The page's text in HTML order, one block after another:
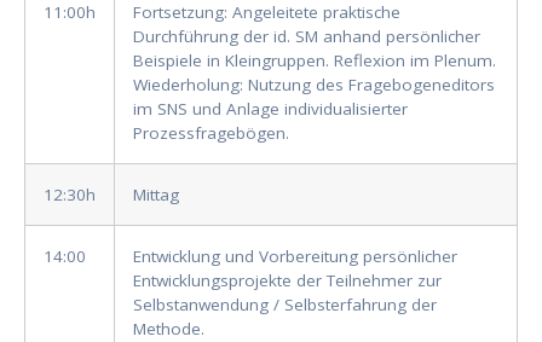
11:00h
Fortsetzung: Angeleitete praktische
Durchführung der id. SM anhand persönlicher
Beispiele in Kleingruppen. Reflexion im Plenum.
Wiederholung: Nutzung des Fragebogeneditors
im SNS und Anlage individualisierter
Prozessfragebögen.
12:30h Mittag
14:00
Entwicklung und Vorbereitung persönlicher
Entwicklungsprojekte der Teilnehmer zur
Selbstanwendung / Selbsterfahrung der
Methode.